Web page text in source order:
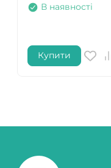
В наявності
Купити